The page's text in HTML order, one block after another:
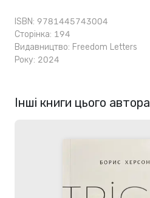
ISBN: 9781445743004
Сторінка: 194
Видавництво: Freedom Letters
Року: 2024
Інші книги цього автора